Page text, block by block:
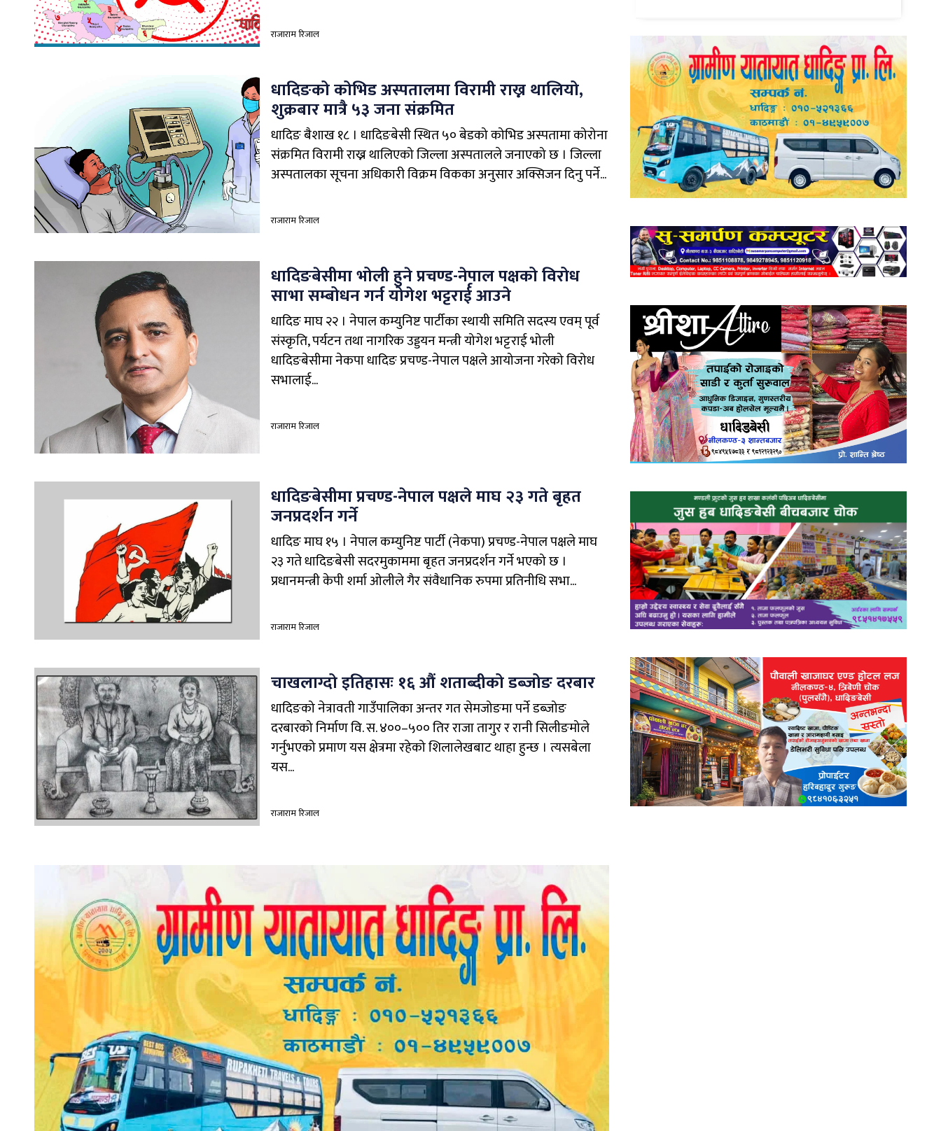
राजाराम रिजाल
धादिङको कोभिड अस्पतालमा विरामी राख्न थालियो,
शुक्रबार मात्रै ५३ जना संक्रमित
धादिङ बैशाख १८ । धादिङबेसी स्थित ५० बेडको कोभिड अस्पतामा कोरोना
संक्रमित विरामी राख्न थालिएको जिल्ला अस्पतालले जनाएको छ । जिल्ला
अस्पतालका सूचना अधिकारी विक्रम विकका अनुसार अक्सिजन दिनु पर्ने...
राजाराम रिजाल
धादिङबेसीमा भोली हुने प्रचण्ड-नेपाल पक्षको विरोध
साभा सम्बोधन गर्न योगेश भट्टरार्ई आउने
धादिङ माघ २२ । नेपाल कम्युनिष्ट पार्टीका स्थायी समिति सदस्य एवम् पूर्व
संस्कृति, पर्यटन तथा नागरिक उड्डयन मन्त्री योगेश भट्टराई भोली
धादिङबेसीमा नेकपा धादिङ प्रचण्ड-नेपाल पक्षले आयोजना गरेको विरोध
सभालाई...
राजाराम रिजाल
धादिङबेसीमा प्रचण्ड-नेपाल पक्षले माघ २३ गते बृहत
जनप्रदर्शन गर्ने
धादिङ माघ १५ । नेपाल कम्युनिष्ट पार्टी (नेकपा) प्रचण्ड-नेपाल पक्षले माघ
२३ गते धादिङबेसी सदरमुकाममा बृहत जनप्रदर्शन गर्ने भएको छ ।
प्रधानमन्त्री केपी शर्मा ओलीले गैर संवैधानिक रुपमा प्रतिनीधि सभा...
राजाराम रिजाल
चाखलाग्दो इतिहासः १६ औं शताब्दीको डब्जोङ दरबार
धादिङको नेत्रावती गाउँपालिका अन्तर गत सेमजोङमा पर्ने डब्जोङ
दरबारको निर्माण वि. स. ४००–५०० तिर राजा तागुर र रानी सिलीङमोले
गर्नुभएको प्रमाण यस क्षेत्रमा रहेको शिलालेखबाट थाहा हुन्छ । त्यसबेला
यस...
राजाराम रिजाल